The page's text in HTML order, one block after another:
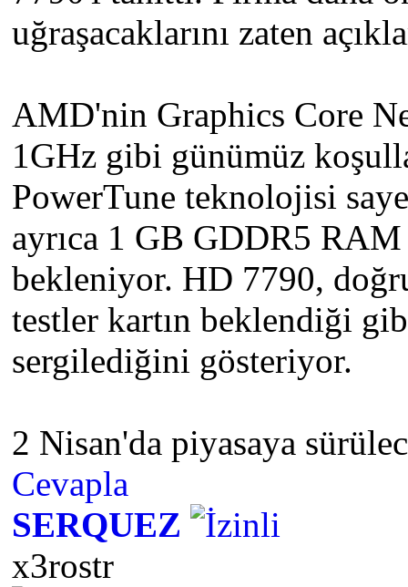
uğraşacaklarını zaten
AMD'nin Graphics Core
1GHz gibi günümüz
PowerTune teknolojisi
ayrıca 1 GB GDDR5
bekleniyor. HD 7790,
testler kartın beklendiği
sergilediğini gösteriyor.
2 Nisan'da piyasaya
Cevapla
SERQUEZ
x3rostr